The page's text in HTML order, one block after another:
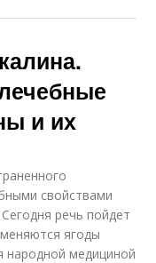
и их
свойствами
речь пойдет
ягоды
народной медициной